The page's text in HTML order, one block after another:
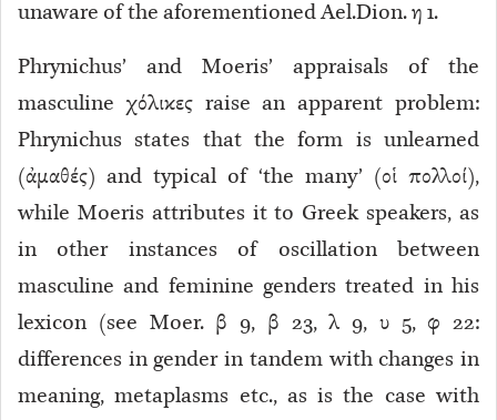
unaware of the aforementioned Ael.Dion. η 1.
Phrynichus’ and Moeris’ appraisals of the
masculine χόλικες raise an apparent problem:
Phrynichus states that the form is unlearned
(ἀμαθές) and typical of ‘the many’ (οἱ πολλοί),
while Moeris attributes it to Greek speakers, as
in other instances of oscillation between
masculine and feminine genders treated in his
lexicon (see Moer. β 9, β 23, λ 9, υ 5, φ 22:
differences in gender in tandem with changes in
meaning, metaplasms etc., as is the case with